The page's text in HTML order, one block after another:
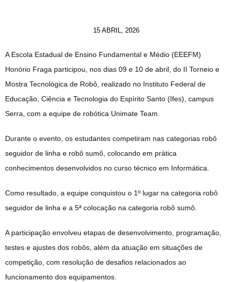
15 ABRIL, 2026
A Escola Estadual de Ensino Fundamental e Médio (EEEFM)
Honório Fraga participou, nos dias 09 e 10 de abril, do II Torneio e
Mostra Tecnológica de Robô, realizado no Instituto Federal de
Educação, Ciência e Tecnologia do Espírito Santo (Ifes), campus
Serra, com a equipe de robótica Unimate Team.
Durante o evento, os estudantes competiram nas categorias robô
seguidor de linha e robô sumô, colocando em prática
conhecimentos desenvolvidos no curso técnico em Informática.
Como resultado, a equipe conquistou o 1º lugar na categoria robô
seguidor de linha e a 5ª colocação na categoria robô sumô.
A participação envolveu etapas de desenvolvimento, programação,
testes e ajustes dos robôs, além da atuação em situações de
competição, com resolução de desafios relacionados ao
funcionamento dos equipamentos.